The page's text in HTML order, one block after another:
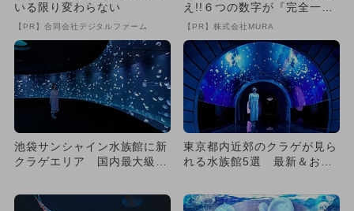
いる限り変わらない
【PR】合同会社デジタルファーム
え!!６つの数字が『完全一
致』する方法
【PR】株式会社MURA
池袋サンシャイン水族館に新
クラゲエリア 国内最大級の
東京都内近郊のクラゲが見ら
れる水族館5選 最新＆おす